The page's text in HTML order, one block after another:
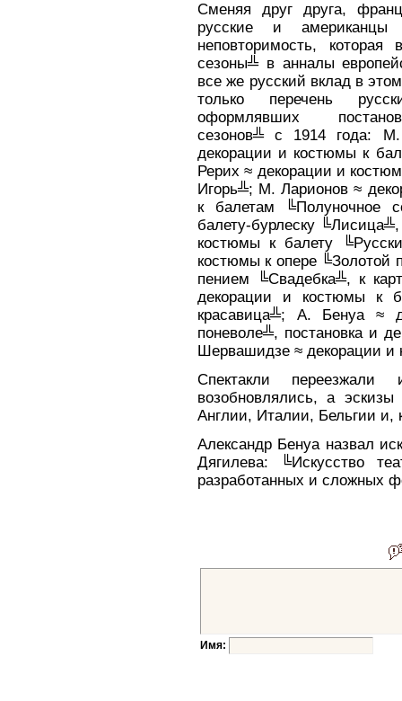
Сменяя друг друга,
русские и американцы
неповторимость, которая
сезоны╩ в анналы
все же русский вклад в
только перечень
оформлявших
сезонов╩ с 1914 года:
декорации и костюмы к
Рерих ≈ декорации и
Игорь╩; М. Ларионов ≈
к балетам ╚Полуночное
балету-бурлеску
костюмы к балету
костюмы к опере ╚Золотой
пением ╚Свадебка╩, к
декорации и костюмы к
красавица╩; А. Бенуа ≈
поневоле╩, постановка и
Шервашидзе ≈ декорации
Спектакли
возобновлялись, а
Англии, Италии, Бельгии и,
Александр Бенуа назвал
Дягилева: ╚Искусство
разработанных и сложных
Имя: